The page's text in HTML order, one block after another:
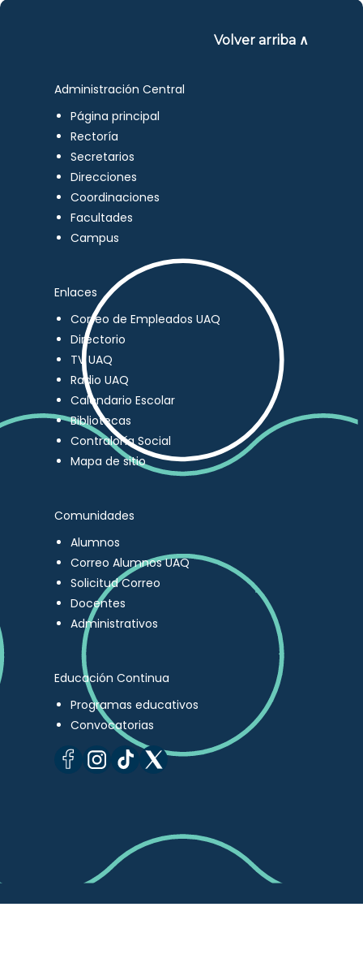
Volver arriba ∧
Administración Central
Página principal
Rectoría
Secretarios
Direcciones
Coordinaciones
Facultades
Campus
Enlaces
Correo de Empleados UAQ
Directorio
TV UAQ
Radio UAQ
Calendario Escolar
Bibliotecas
Contraloría Social
Mapa de sitio
Comunidades
Alumnos
Correo Alumnos UAQ
Solicitud Correo
Docentes
Administrativos
Educación Continua
Programas educativos
Convocatorias